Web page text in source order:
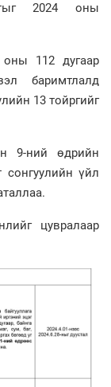
2024 оны
112 дугаар
баримтлалд
13 тойргийг
9-ний өдрийн
үйл
цувралаар